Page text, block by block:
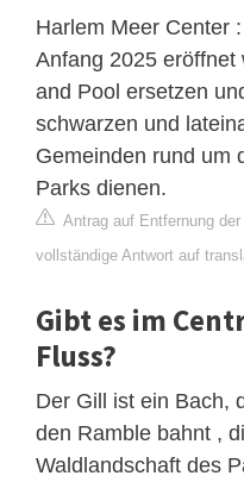
Harlem Meer Center
Anfang 2025
and Pool ersetzen
schwarzen und
Gemeinden rund um
Parks dienen.
Antrag auf Entfernung
vollständige Antwort auf
Gibt es im
Fluss?
Der Gill ist ein Bach,
den Ramble bahnt ,
Waldlandschaft des